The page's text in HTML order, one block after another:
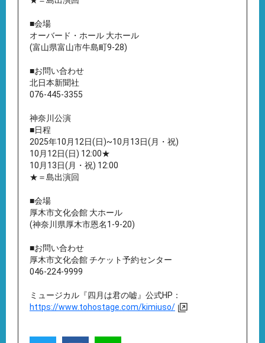
■会場
オーバード・ホール 大ホール
(富山県富山市牛島町9-28)
■お問い合わせ
北日本新聞社
076-445-3355
神奈川公演
■日程
2025年10月12日(日)~10月13日(月・祝)
10月12日(日) 12:00★
10月13日(月・祝) 12:00
★＝島出演回
■会場
厚木市文化会館 大ホール
(神奈川県厚木市恩名1-9-20)
■お問い合わせ
厚木市文化会館 チケット予約センター
046-224-9999
ミュージカル『四月は君の嘘』公式HP：
https://www.tohostage.com/kimiuso/